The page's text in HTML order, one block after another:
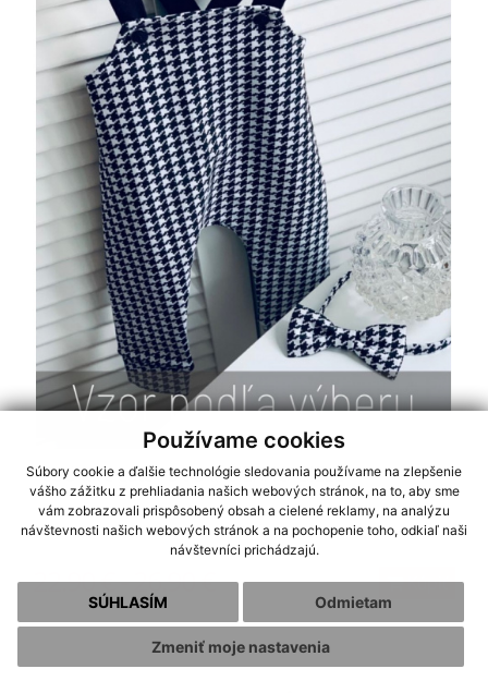
Používame cookies
Súbory cookie a ďalšie technológie sledovania používame na zlepšenie
vášho zážitku z prehliadania našich webových stránok, na to, aby sme
vám zobrazovali prispôsobený obsah a cielené reklamy, na analýzu
návštevnosti našich webových stránok a na pochopenie toho, odkiaľ naši
návštevníci prichádzajú.
SÚHLASÍM Odmietam
Zmeniť moje nastavenia
Teplákové gate na traky ČIERNO-BIELE
Kúpiť
22.90 € - 26.90 €